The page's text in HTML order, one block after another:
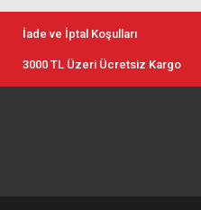
İade ve İptal Koşulları
3000 TL Üzeri Ücretsiz Kargo